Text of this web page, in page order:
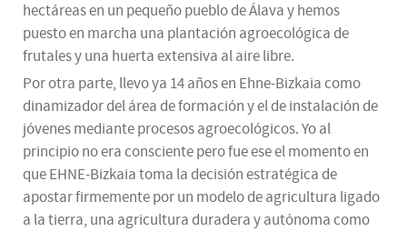
hectáreas en un pequeño pueblo de Álava y hemos
puesto en marcha una plantación agroecológica de
frutales y una huerta extensiva al aire libre.
Por otra parte, llevo ya 14 años en Ehne-Bizkaia como
dinamizador del área de formación y el de instalación de
jóvenes mediante procesos agroecológicos. Yo al
principio no era consciente pero fue ese el momento en
que EHNE-Bizkaia toma la decisión estratégica de
apostar firmemente por un modelo de agricultura ligado
a la tierra, una agricultura duradera y autónoma como